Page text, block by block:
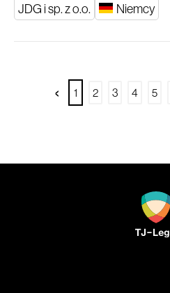
JDG i sp. z o.o. Niemcy
‹ 1 2 3 4 5